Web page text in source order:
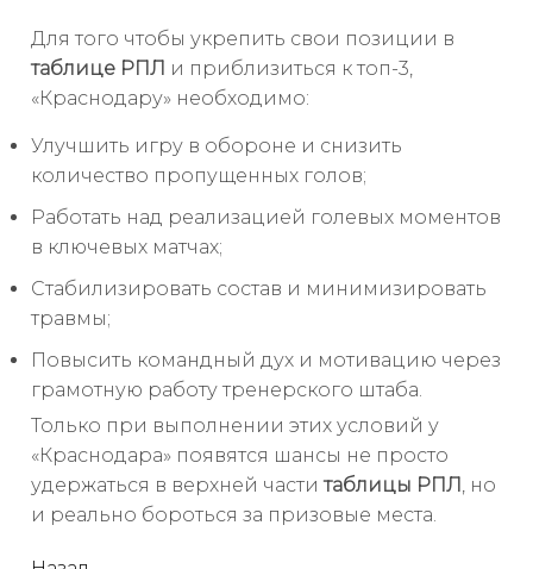
Для того чтобы укрепить свои позиции в
таблице РПЛ и приблизиться к топ-3,
«Краснодару» необходимо:
Улучшить игру в обороне и снизить
количество пропущенных голов;
Работать над реализацией голевых моментов
в ключевых матчах;
Стабилизировать состав и минимизировать
травмы;
Повысить командный дух и мотивацию через
грамотную работу тренерского штаба.
Только при выполнении этих условий у
«Краснодара» появятся шансы не просто
удержаться в верхней частитаблицы РПЛ , но
и реально бороться за призовые места.